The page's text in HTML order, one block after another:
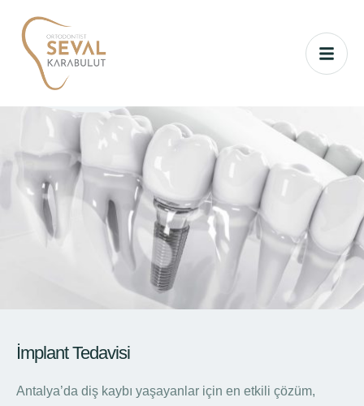
İmplant Tedavisi
Antalya’da diş kaybı yaşayanlar için en etkili çözüm,